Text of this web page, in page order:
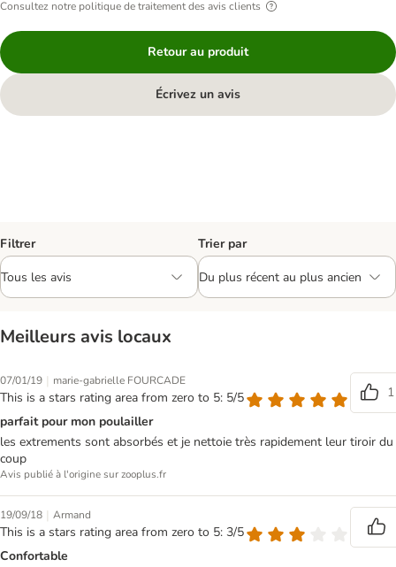
Consultez notre politique de traitement des avis clients
Retour au produit
Écrivez un avis
Filtrer Trier par
Meilleurs avis locaux
07/01/19 | marie-gabrielle FOURCADE
This is a stars rating area from zero to 5: 5/5
1
parfait pour mon poulailler
les extrements sont absorbés et je nettoie très rapidement leur tiroir du
coup
Avis publié à l'origine sur zooplus.fr
19/09/18 | Armand
This is a stars rating area from zero to 5: 3/5
Confortable